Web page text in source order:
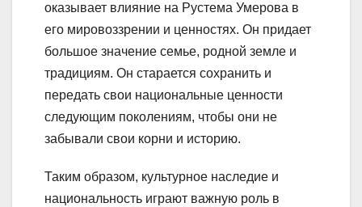
оказывает влияние на Рустема Умерова в
его мировоззрении и ценностях. Он придает
большое значение семье, родной земле и
традициям. Он старается сохранить и
передать свои национальные ценности
следующим поколениям, чтобы они не
забывали свои корни и историю.
Таким образом, культурное наследие и
национальность играют важную роль в